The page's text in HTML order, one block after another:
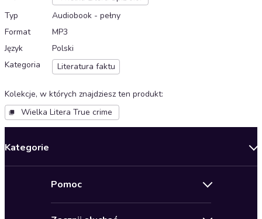
Typ
Audiobook - pełny
Format
MP3
Język
Polski
Kategoria
Literatura faktu
Kolekcje, w których znajdziesz ten produkt:
Wielka Litera True crime
Kategorie
Pomoc